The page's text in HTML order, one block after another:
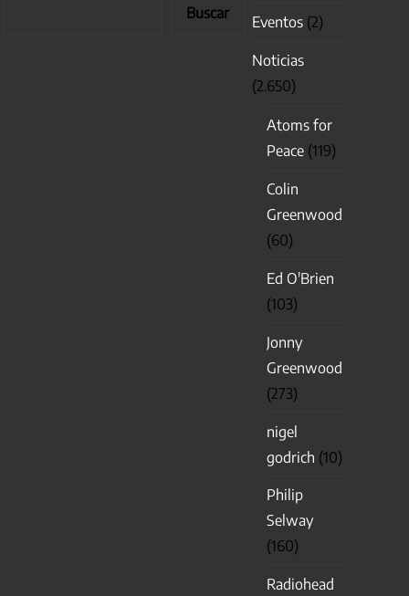
Buscar
Eventos (2)
Noticias
(2.650)
Atoms for
Peace (119)
Colin
Greenwood
(60)
Ed O'Brien
(103)
Jonny
Greenwood
(273)
nigel
godrich (10)
Philip
Selway
(160)
Radiohead